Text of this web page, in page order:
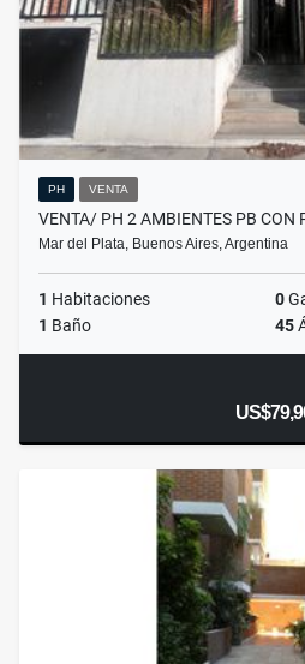
PH VENTA
VENTA/ PH 2 AMBIENTES PB CON
Mar del Plata, Buenos Aires, Argentina
1 Habitaciones 0
1 Baño 45